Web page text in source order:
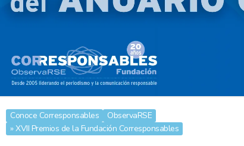
Conoce Corresponsables
ObservaRSE
» XVII Premios de la Fundación Corresponsables